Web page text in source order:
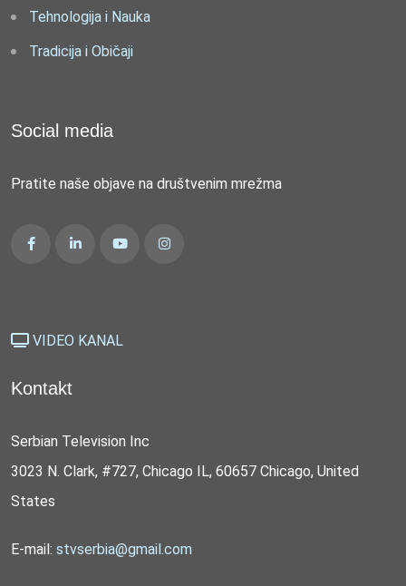
Tehnologija i Nauka
Tradicija i Običaji
Social media
Pratite naše objave na društvenim mrežma
VIDEO KANAL
Kontakt
Serbian Television Inc
3023 N. Clark, #727, Chicago IL, 60657 Chicago, United
States
E-mail: stvserbia@gmail.com